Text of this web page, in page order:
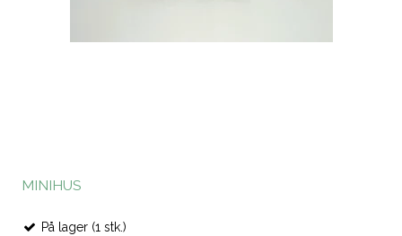
MINIHUS
På lager (1 stk.)